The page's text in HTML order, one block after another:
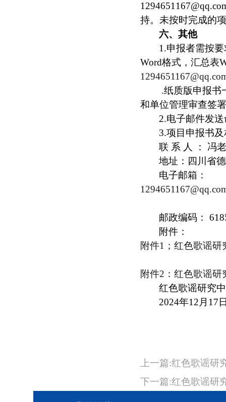
持。未按时完成的
六、其他
1.申报者需按
Word格式，汇总表
.纸质版申报书
和单位管理审查签
2.电子邮件发
3.项目申报书
联 系 人 ： 冯
地址：四川省
电子邮箱：
邮政编码：
附件：
附件1；红色歌谣研
附件2：红色歌谣
红色歌谣研究
2024年12月17
上一篇:红色歌谣
下一篇:红色歌谣研